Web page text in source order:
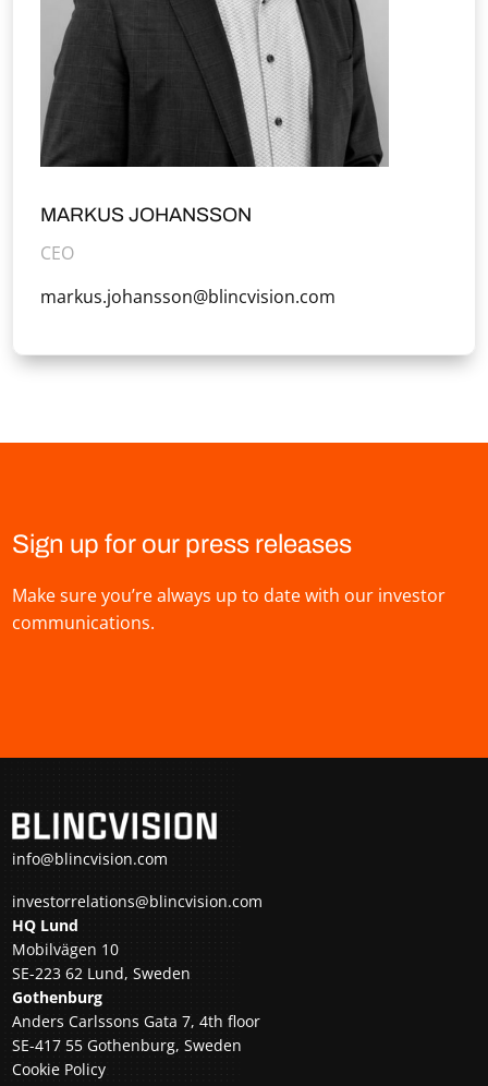
MARKUS JOHANSSON
CEO
markus.johansson@blincvision.com
Sign up for our press releases
Make sure you’re always up to date with our investor
communications.
info@blincvision.com
investorrelations@blincvision.com
HQ Lund
Mobilvägen 10
SE-223 62 Lund, Sweden
Gothenburg
Anders Carlssons Gata 7, 4th floor
SE-417 55 Gothenburg, Sweden
Cookie Policy